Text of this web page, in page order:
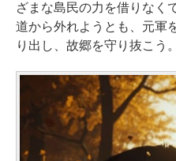
ざまな島民の力を借りなく
道から外れようとも、元軍
り出し、故郷を守り抜こう。